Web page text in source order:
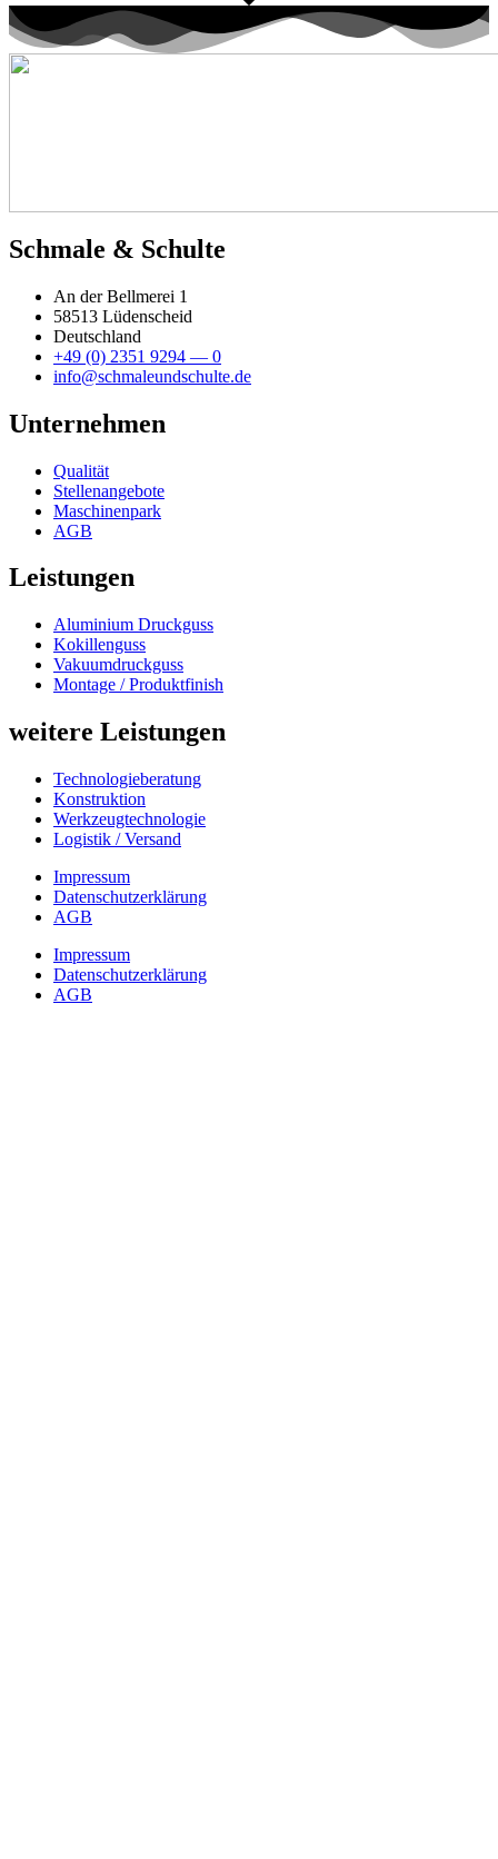
Schma­le & Schul­te
An der Bell­me­rei 1
58513 Lüden­scheid
Deutsch­land
+49 (0) 2351 9294 — 0
info@schmaleundschulte.de
Unter­neh­men
Qua­li­tät
Stel­len­an­ge­bo­te
Maschi­nen­park
AGB
Leis­tun­gen
Alu­mi­ni­um Druck­guss
Kokil­len­guss
Vaku­um­druck­guss
Mon­ta­ge / Pro­dukt­fi­nish
wei­te­re Leis­tun­gen
Tech­no­lo­gie­be­ra­tung
Kon­struk­ti­on
Werk­zeug­tech­no­lo­gie
Logis­tik / Ver­sand
Impres­sum
Daten­schutz­er­klä­rung
AGB
Impres­sum
Daten­schutz­er­klä­rung
AGB